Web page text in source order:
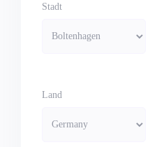
Stadt
Land